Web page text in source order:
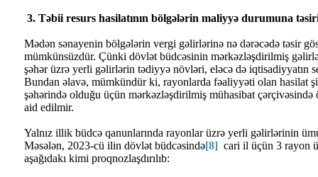
3. Təbii resurs hasilatının bölgələrin maliyyə durumuna
Mədən sənayenin bölgələrin vergi gəlirlərinə nə dərəcədə təsir
mümkünsüzdür. Çünki dövlət büdcəsinin mərkəzləşdirilmiş
şəhər üzrə yerli gəlirlərin tədiyyə növləri, eləcə də iqtisadiyyatın
Bundan əlavə, mümkündür ki, rayonlarda fəaliyyəti olan hasilat
şəhərində olduğu üçün mərkəzləşdirilmiş mühasibat
aid edilmir.
Yalnız illik büdcə qanunlarında rayonlar üzrə yerli gəlirlərinin
Məsələn, 2023-cü ilin dövlət büdcəsində[8] cari il üçün 3 rayon
aşağıdakı kimi proqnozlaşdırılıb: